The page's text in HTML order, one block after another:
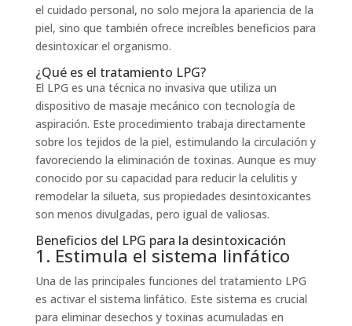
el cuidado personal, no solo mejora la apariencia de la
piel, sino que también ofrece increíbles beneficios para
desintoxicar el organismo.
¿Qué es el tratamiento LPG?
El LPG es una técnica no invasiva que utiliza un
dispositivo de masaje mecánico con tecnología de
aspiración. Este procedimiento trabaja directamente
sobre los tejidos de la piel, estimulando la circulación y
favoreciendo la eliminación de toxinas. Aunque es muy
conocido por su capacidad para reducir la celulitis y
remodelar la silueta, sus propiedades desintoxicantes
son menos divulgadas, pero igual de valiosas.
Beneficios del LPG para la desintoxicación
1. Estimula el sistema linfático
Una de las principales funciones del tratamiento LPG
es activar el sistema linfático. Este sistema es crucial
para eliminar desechos y toxinas acumuladas en